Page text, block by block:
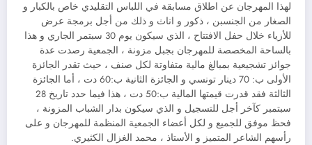
لهذا المهرجان عن اطلاق مسابقة في اللباس التقليدي خاص بالكبار و
الصغار من الجنسبن ، ذكور و اناث و ذلك من أجل برمجة عرض
للأزياء خلال حفل الافتتاح ، الذي سيكون يوم 30 سبتمر الجاري و هذا
بالساحة المخصصة للمهرجان بجبل مزونة ، الجمعية رصدت عدة
جوائز تشجيعية بمبالغ مالية متفاوتة لكل صنف ، حيث تقدر الجائزة
الأولى ب: 70 دينار تونسي و الجائزة الثانية ب:60 دت ، أما الجائزة
الثالثة فقد قدرت قيمتها المالية ب:50 دت ، هذا فيما حدد تاريخ 28
سبتمبر كآخر أجل للتسجيل و الذي سيكون بدار الشباب المزونة ،
فحظ موفق للجميع و لكل أعضاء الجمعية المنظمة للمهرجان و على
رأسهم الشاعر المتميز و الأستاذ ، محمد الغزال الكثيري.